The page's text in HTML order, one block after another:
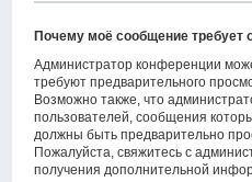
Почему моё сообщение требует
Администратор конференции
требуют предварительного
Возможно также, что
пользователей, сообщения
должны быть предварительно
Пожалуйста, свяжитесь с
получения дополнительной